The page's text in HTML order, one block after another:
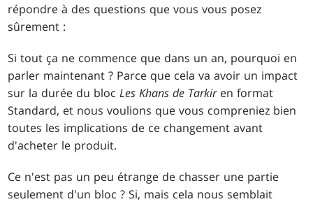
répondre à des questions que vous vous posez
sûrement :
Si tout ça ne commence que dans un an, pourquoi en
parler maintenant ? Parce que cela va avoir un impact
sur la durée du blocLes Khans de Tarkiren format
Standard, et nous voulions que vous compreniez bien
toutes les implications de ce changement avant
d'acheter le produit.
Ce n'est pas un peu étrange de chasser une partie
seulement d'un bloc ? Si, mais cela nous semblait